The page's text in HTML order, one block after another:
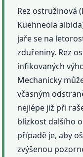
Rez ostružinová
Kuehneola
jaře se na
zduřeniny. Rez
infikovaných
Mechanicky
včasným
nejlépe již při
blízkost dalšího
případě je, aby
zvýšenou